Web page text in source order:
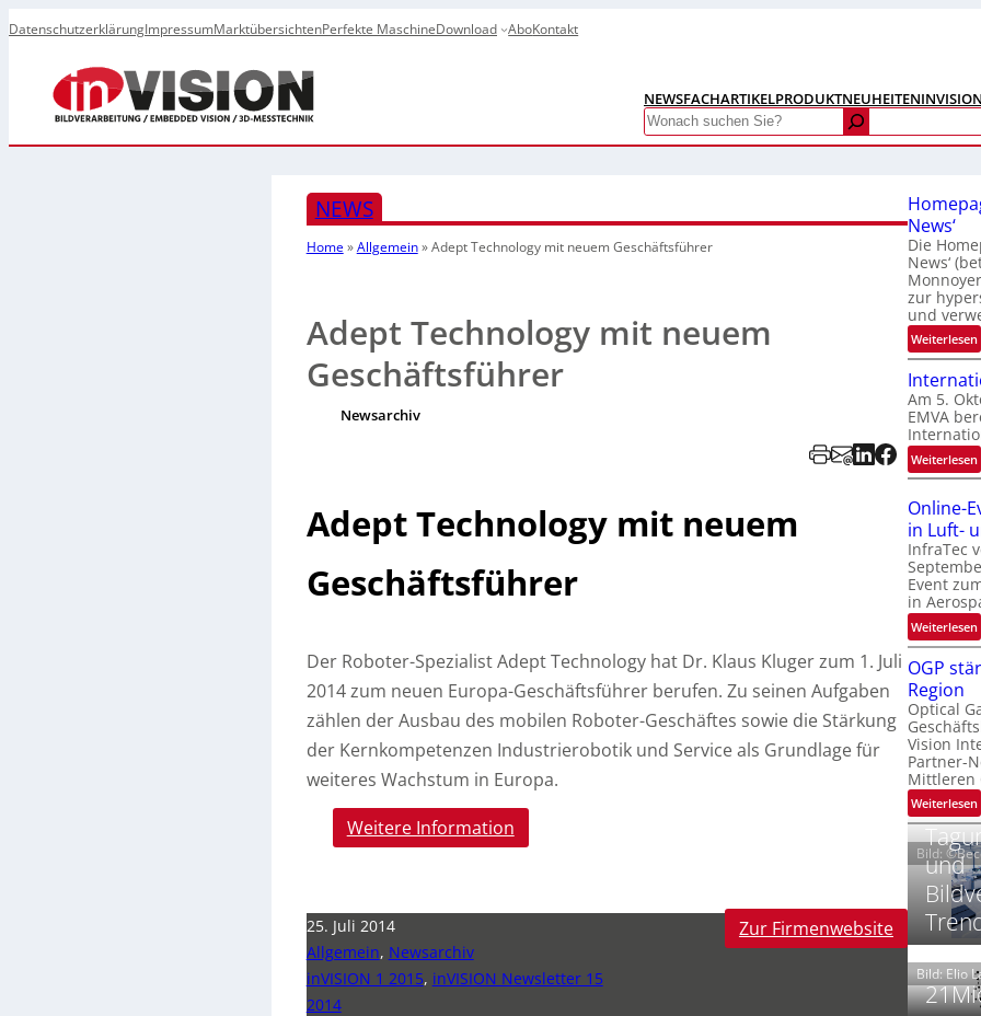
DatenschutzerklärungImpressumMarktübersichtenPerfekte MaschineDownload AboKontakt
NEWSFACHARTIKELPRODUKTNEUHEITEN
Search
NEWS
Home»Allgemein»Adept Technology mit neuem Geschäftsführer
Adept Technology mit neuem
Geschäftsführer
Newsarchiv
Adept Technology mit neuem
Geschäftsführer
Der Roboter-Spezialist Adept Technology hat Dr. Klaus Kluger zum 1. Juli
2014 zum neuen Europa-Geschäftsführer berufen. Zu seinen Aufgaben
zählen der Ausbau des mobilen Roboter-Geschäftes sowie die Stärkung
der Kernkompetenzen Industrierobotik und Service als Grundlage für
weiteres Wachstum in Europa.
Weitere Information
25. Juli 2014
Allgemein, Newsarchiv
inVISION 1 2015, inVISION Newsletter 15
2014
Zur Firmenwebsite
News‘
Die
News‘
zur
und
Weiterlesen:
a
‚
y
r
s
c
t
r
l
N
s
‘
Am 5.
EMVA
Weiterlesen:
I
t
r
t
i
l
i
s
i
i
Online-
in Luft-
InfraTec
Event
in
Weiterlesen:
n
i
-
E
v
t
z
OGP
Region
Optical
Vision
Partner-
Mittleren
Weiterlesen:
s
t
r
t
Bild:
und
Bild: Elio